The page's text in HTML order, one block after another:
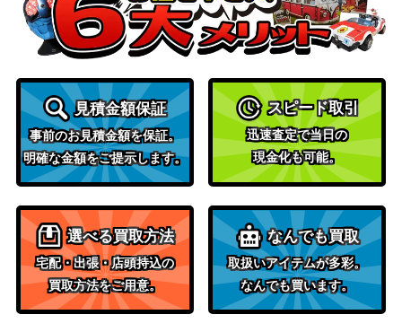
月の女戦士（UL）【SO
D-JP033】
コナミ
（ソウル・オブ・ザ・デ
ュエリスト）
1,700
遊戯王 麗神-不知火（20t
hｼｰｸﾚｯﾄ）SAST
KONAMI 4,400
灰流うらら（QCSE/25t
h）【RC04-JP009】
（RARITY
COLLECTION）
16,000
E）【SD45-JPP02】
（蟲惑魔の森）
30
結束と絆の魔導師（QCS
E/25th）【DUNE-JP00
（DUELIST NEXUS）
24,000
見積金額保証
事前のお見積金額を保証。
明確な金額をご提示します。
スピード取引
迅速査定で当日の
現金化も可能。
選べる買取方法
宅配・出張・店頭持込の
買取方法をご用意。
なんでも買取
取扱いアイテムが多彩。
なんでも買います。